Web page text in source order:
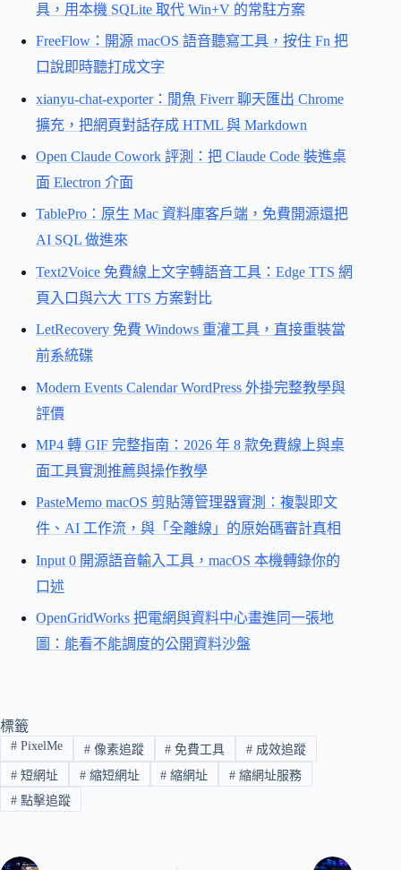
具，用本機 SQLite 取代 Win+V 的常駐方案
FreeFlow：開源 macOS 語音聽寫工具，按住 Fn 把
口說即時聽打成文字
xianyu-chat-exporter：閒魚 Fiverr 聊天匯出 Chrome
擴充，把網頁對話存成 HTML 與 Markdown
Open Claude Cowork 評測：把 Claude Code 裝進桌
面 Electron 介面
TablePro：原生 Mac 資料庫客戶端，免費開源還把
AI SQL 做進來
Text2Voice 免費線上文字轉語音工具：Edge TTS 網
頁入口與六大 TTS 方案對比
LetRecovery 免費 Windows 重灌工具，直接重裝當
前系統碟
Modern Events Calendar WordPress 外掛完整教學與
評價
MP4 轉 GIF 完整指南：2026 年 8 款免費線上與桌
面工具實測推薦與操作教學
PasteMemo macOS 剪貼簿管理器實測：複製即文
件、AI 工作流，與「全離線」的原始碼審計真相
Input 0 開源語音輸入工具，macOS 本機轉錄你的
口述
OpenGridWorks 把電網與資料中心畫進同一張地
圖：能看不能調度的公開資料沙盤
標籤
#PixelMe #像素追蹤 # 免費工具 # 成效追蹤
#短網址 #縮短網址 # 縮網址 # 縮網址服務
#點擊追蹤